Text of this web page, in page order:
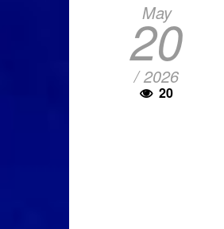
May
20
/ 2026
20